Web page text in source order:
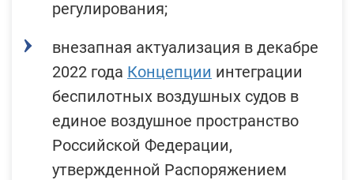
регулирования;
внезапная актуализация в декабре
2022 года Концепции интеграции
беспилотных воздушных судов в
единое воздушное пространство
Российской Федерации,
утвержденной Распоряжением